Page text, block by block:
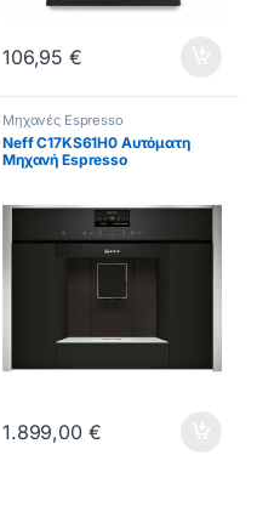
106,95€
Μηχανές Espresso
Neff C17KS61H0 Αυτόματη
Μηχανή Espresso
12 ΔΟΣΕΙΣ
1.899,00 €